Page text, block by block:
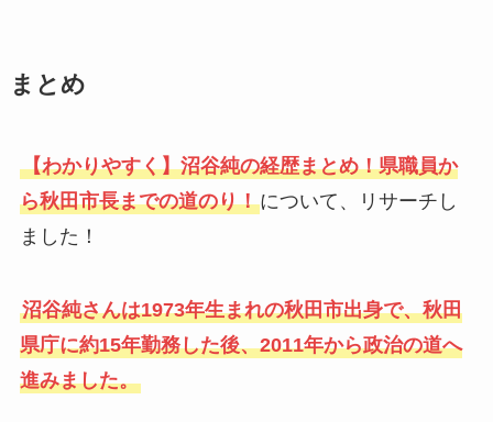
まとめ
【わかりやすく】沼谷純の経歴まとめ！県職員か
ら秋田市長までの道のり！について、リサーチし
ました！
沼谷純さんは1973年生まれの秋田市出身で、秋田
県庁に約15年勤務した後、2011年から政治の道へ
進みました。